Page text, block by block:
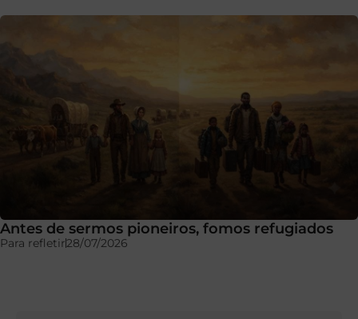
Antes de sermos pioneiros, fomos refugiados
Para refletir28/07/2026